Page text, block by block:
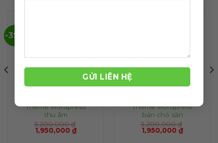
-39%
Theme wordpress
thu âm
3,200,000₫
1,950,000 ₫
Theme wordpress
bán chó săn
3,200,000₫
1,950,000 ₫